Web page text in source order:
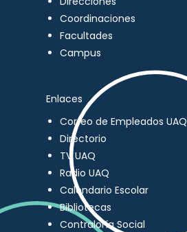
Coordinaciones
Facultades
Campus
Enlaces
Correo de Empleados UAQ
Directorio
TV UAQ
Radio UAQ
Calendario Escolar
Bibliotecas
Contraloría Social